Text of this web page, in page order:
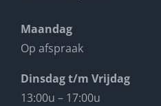
Maandag
Op afspraak
Dinsdag t/m Vrijdag
13:00u – 17:00u